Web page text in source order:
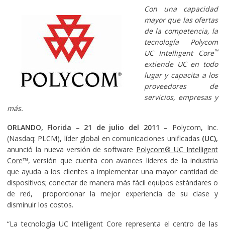
Con una capacidad
mayor que las ofertas
de la competencia, la
tecnología Polycom
UC Intelligent Core™
extiende UC en todo
lugar y capacita a los
proveedores de
servicios, empresas y
más.
ORLANDO, Florida – 21 de julio del 2011 – Polycom, Inc.
(Nasdaq: PLCM), líder global en comunicaciones unificadas (UC),
anunció la nueva versión de software Polycom® UC Intelligent
Core™, versión que cuenta con avances líderes de la industria
que ayuda a los clientes a implementar una mayor cantidad de
dispositivos; conectar de manera más fácil equipos estándares o
de red, proporcionar la mejor experiencia de su clase y
disminuir los costos.
“La tecnología UC Intelligent Core representa el centro de las